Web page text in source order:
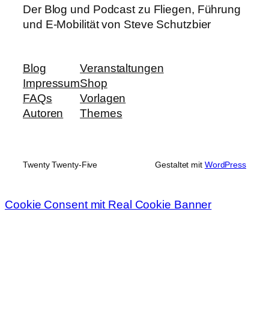
Der Blog und Podcast zu Fliegen, Führung
und E-Mobilität von Steve Schutzbier
Blog
Impressum
FAQs
Autoren
Veranstaltungen
Shop
Vorlagen
Themes
Twenty Twenty-Five Gestaltet mit WordPress
Cookie Consent mit Real Cookie Banner